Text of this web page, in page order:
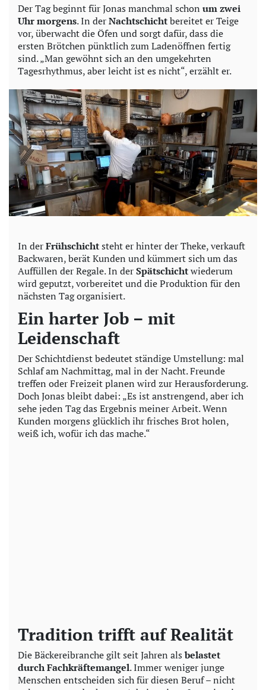
i
d
e
o
Der Tag beginnt für Jonas manchmal schon um zwei
Uhr morgens. In derNachtschichtbereitet er Teige
vor, überwacht die Öfen und sorgt dafür, dass die
ersten Brötchen pünktlich zum Ladenöffnen fertig
sind. „Man gewöhnt sich an den umgekehrten
Tagesrhythmus, aber leicht ist es nicht“, erzählt er.
In derFrühschichtsteht er hinter der Theke, verkauft
Backwaren, berät Kunden und kümmert sich um das
Auffüllen der Regale. In derSpätschichtwiederum
wird geputzt, vorbereitet und die Produktion für den
nächsten Tag organisiert.
Ein harter Job – mit
Leidenschaft
Der Schichtdienst bedeutet ständige Umstellung: mal
Schlaf am Nachmittag, mal in der Nacht. Freunde
treffen oder Freizeit planen wird zur Herausforderung.
Doch Jonas bleibt dabei: „Es ist anstrengend, aber ich
sehe jeden Tag das Ergebnis meiner Arbeit. Wenn
Kunden morgens glücklich ihr frisches Brot holen,
weiß ich, wofür ich das mache.“
Tradition trifft auf Realität
Die Bäckereibranche gilt seit Jahren alsbelastet
durch Fachkräftemangel. Immer weniger junge
Menschen entscheiden sich für diesen Beruf – nicht